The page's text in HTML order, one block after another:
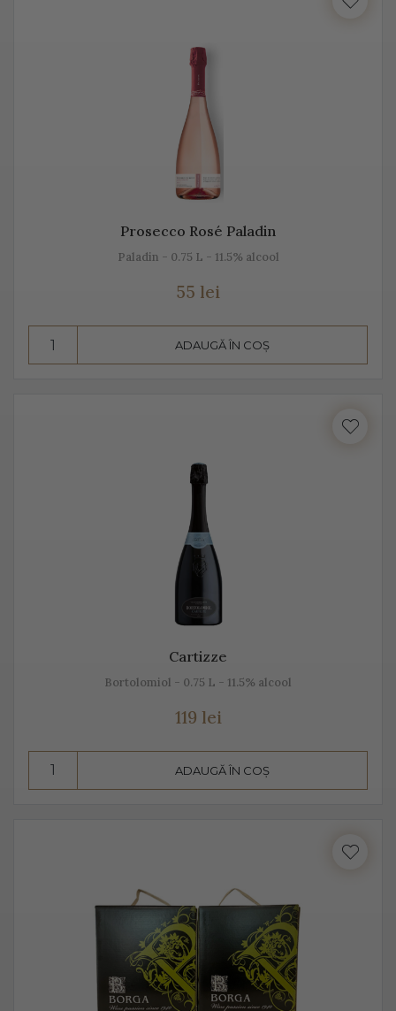
Se bea în pahare cu pereți înalți, subțiri, rece,
temperatura ideală de servire fiind 2-3 grade C. Am
putea spune despre Prosecco că este un vin băut de
plăcere, dar și ca aperitiv, înainte de servirea mesei.
Este un vin proaspăt, ce se prezintă ca un buchet
fructat, de măr, pere, caise, căpșune, având arome
însă datorită aromelor fructate ale strugurilor, acesta
pe care îl poate oferi între dulceața fructelor și
aciditatea băuturii.
Prosecco Rosé Paladin
Paladin - 0.75 L - 11.5% alcool
55 lei
ADAUGĂ ÎN COȘ
Cartizze
Bortolomiol - 0.75 L - 11.5% alcool
119 lei
ADAUGĂ ÎN COȘ